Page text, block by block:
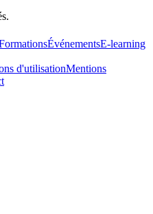
ÉvénementsE-learning
d'utilisationMentions